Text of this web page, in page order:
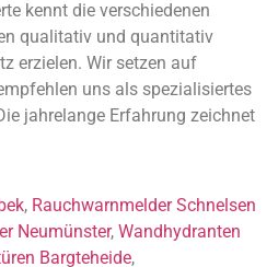
kennt die verschiedenen
qualitativ und quantitativ
erzielen. Wir setzen auf
uns als spezialisiertes
jahrelange Erfahrung zeichnet
, Rauchwarnmelder Schnelsen
Neumünster, Wandhydranten
Bargteheide,